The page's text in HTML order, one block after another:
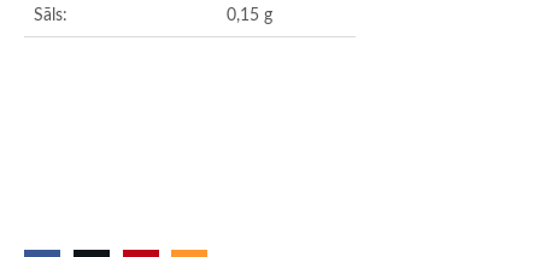
Sāls:
0,15 g